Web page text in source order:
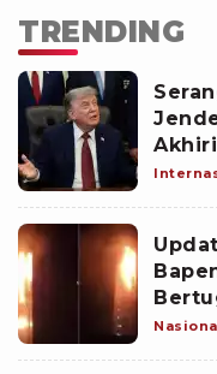
TRENDING